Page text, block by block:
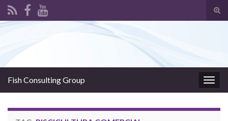
Fish Consulting Group